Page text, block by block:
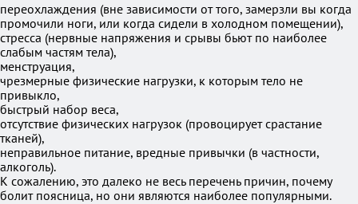
переохлаждения (вне зависимости от того, замерзли вы когда
промочили ноги, или когда сидели в холодном помещении),
стресса (нервные напряжения и срывы бьют по наиболее
слабым частям тела),
менструация,
чрезмерные физические нагрузки, к которым тело не
привыкло,
быстрый набор веса,
отсутствие физических нагрузок (провоцирует срастание
тканей),
неправильное питание, вредные привычки (в частности,
алкоголь).
К сожалению, это далеко не весь перечень причин, почему
болит поясница, но они являются наиболее популярными.